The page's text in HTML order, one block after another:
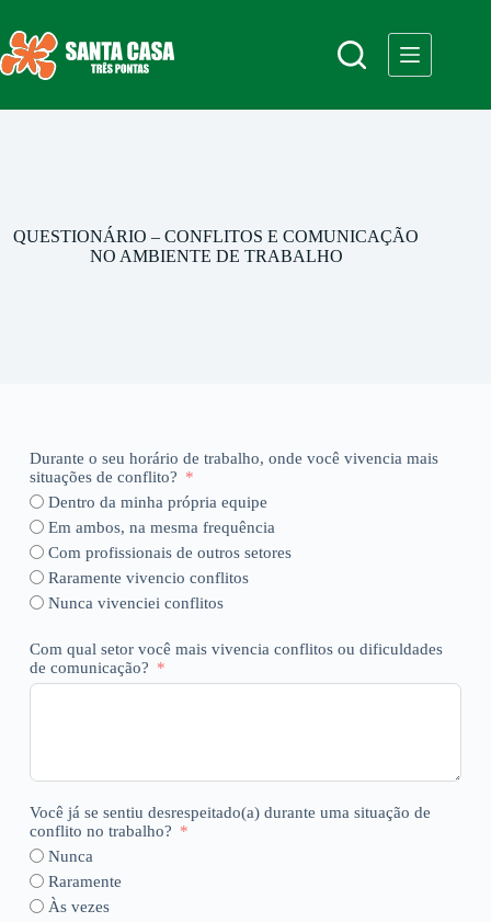
QUESTIONÁRIO – CONFLITOS E COMUNICAÇÃO
NO AMBIENTE DE TRABALHO
Durante o seu horário de trabalho, onde você vivencia mais
situações de conflito?
Dentro da minha própria equipe
Em ambos, na mesma frequência
Com profissionais de outros setores
Raramente vivencio conflitos
Nunca vivenciei conflitos
Com qual setor você mais vivencia conflitos ou dificuldades
de comunicação?
Você já se sentiu desrespeitado(a) durante uma situação de
conflito no trabalho?
Nunca
Raramente
Às vezes